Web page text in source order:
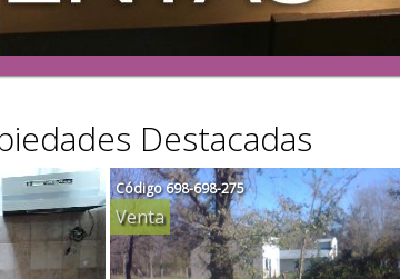
Destacadas
Código698-698-275
Venta